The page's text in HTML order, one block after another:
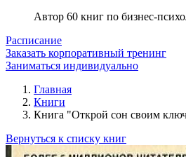
Автор 60 книг по бизнес-
Расписание
Заказать корпоративный тренинг
Заниматься индивидуально
Главная
Книги
Книга "Открой сон своим
Вернуться к списку книг